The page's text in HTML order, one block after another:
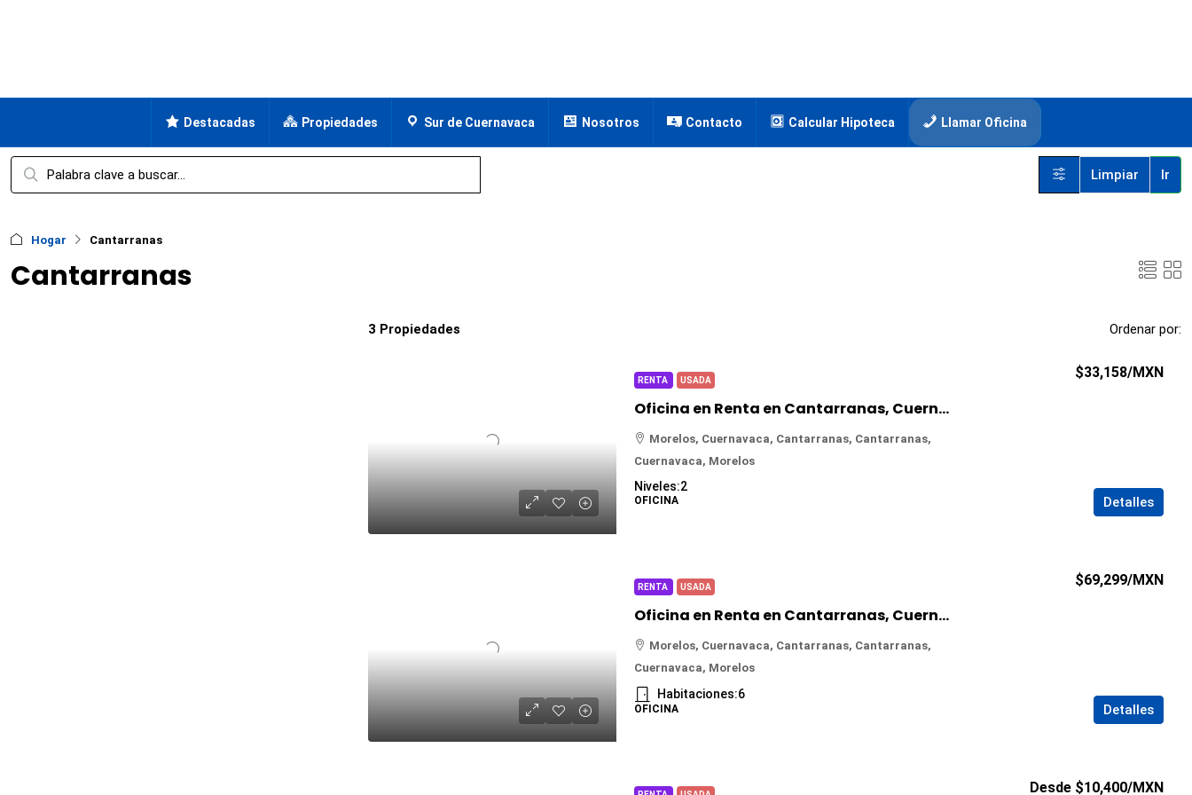
Destacadas Propiedades Sur de Cuernavaca Nosotros Contacto Calcular Hipoteca Llamar Oficina
Limpiar Ir
Hogar Cantarranas
Cantarranas
3 Propiedades Ordenar por:
RENTA USADA
Oficina en Renta en Cantarranas, Cuernavaca, Morelos
$33,158/MXN
Morelos, Cuernavaca, Cantarranas, Cantarranas,
Cuernavaca, Morelos
Niveles:2
OFICINA Detalles
RENTA USADA
Oficina en Renta en Cantarranas, Cuernavaca, Morelos
$69,299/MXN
Morelos, Cuernavaca, Cantarranas, Cantarranas,
Cuernavaca, Morelos
Habitaciones:6
OFICINA Detalles
Desde $10,400/MXN